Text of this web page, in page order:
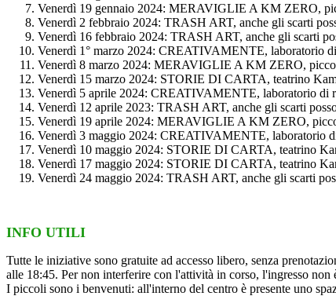
Venerdì 19 gennaio 2024: MERAVIGLIE A KM ZERO,
Venerdì 2 febbraio 2024: TRASH ART, anche gli scarti
Venerdì 16 febbraio 2024: TRASH ART, anche gli scarti
Venerdì 1° marzo 2024: CREATIVAMENTE, laboratorio
Venerdì 8 marzo 2024: MERAVIGLIE A KM ZERO,
Venerdì 15 marzo 2024: STORIE DI CARTA, teatrino
Venerdì 5 aprile 2024: CREATIVAMENTE, laboratorio di
Venerdì 12 aprile 2023: TRASH ART, anche gli scarti
Venerdì 19 aprile 2024: MERAVIGLIE A KM ZERO,
Venerdì 3 maggio 2024: CREATIVAMENTE, laboratorio
Venerdì 10 maggio 2024: STORIE DI CARTA, teatrino
Venerdì 17 maggio 2024: STORIE DI CARTA, teatrino
Venerdì 24 maggio 2024: TRASH ART, anche gli scarti
INFO UTILI
Tutte le iniziative sono gratuite ad accesso libero, senza
alle 18:45. Per non interferire con l'attività in corso, l'ingresso non
I piccoli sono i benvenuti: all'interno del centro è presente uno